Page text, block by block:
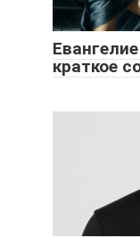
краткое